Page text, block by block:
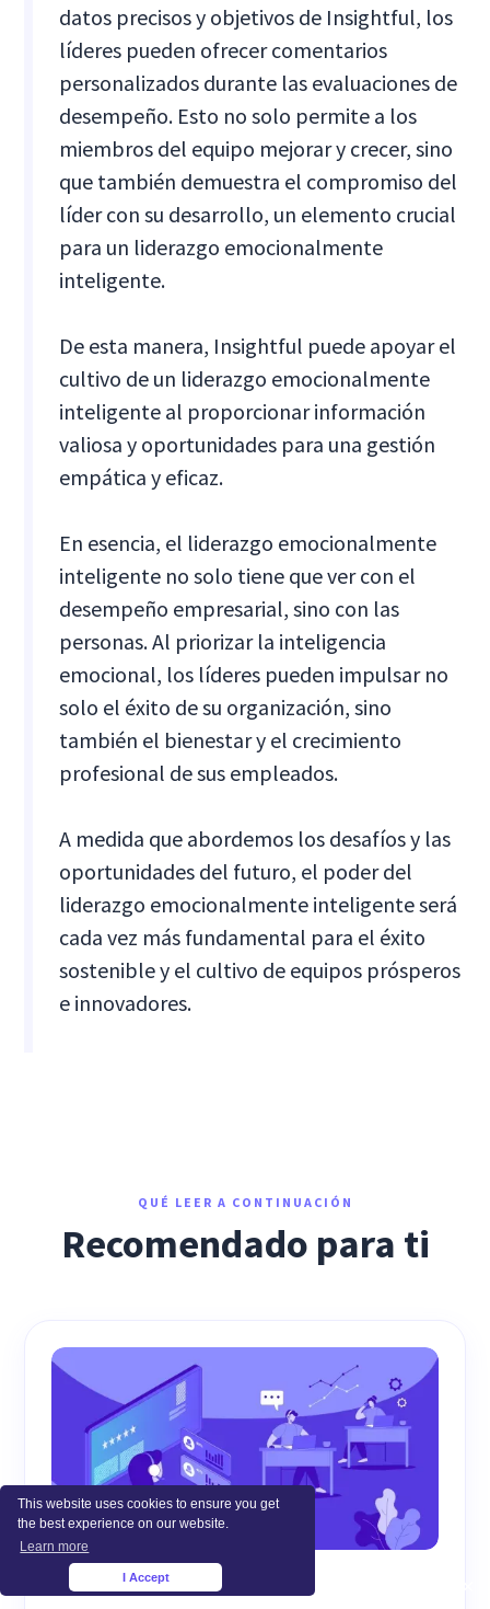
This website uses cookies to ensure you get
the best experience on our website.
Learn more
I Accept
datos precisos y objetivos de Insightful, los
líderes pueden ofrecer comentarios
personalizados durante las evaluaciones de
desempeño. Esto no solo permite a los
miembros del equipo mejorar y crecer, sino
que también demuestra el compromiso del
líder con su desarrollo, un elemento crucial
para un liderazgo emocionalmente
inteligente.
De esta manera, Insightful puede apoyar el
cultivo de un liderazgo emocionalmente
inteligente al proporcionar información
valiosa y oportunidades para una gestión
empática y eficaz.
En esencia, el liderazgo emocionalmente
inteligente no solo tiene que ver con el
desempeño empresarial, sino con las
personas. Al priorizar la inteligencia
emocional, los líderes pueden impulsar no
solo el éxito de su organización, sino
también el bienestar y el crecimiento
profesional de sus empleados.
A medida que abordemos los desafíos y las
oportunidades del futuro, el poder del
liderazgo emocionalmente inteligente será
cada vez más fundamental para el éxito
sostenible y el cultivo de equipos prósperos
e innovadores.
QUÉ LEER A CONTINUACIÓN
Recomendado para ti
WORKFORCE PRODUCTIVITY